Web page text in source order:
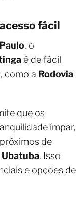
fácil
, o
é de fácil
como a Rodovia
que os
ímpar,
de
Ubatuba. Isso
e opções de